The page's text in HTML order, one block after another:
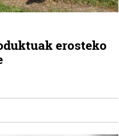
erosteko